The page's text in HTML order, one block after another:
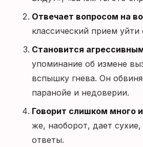
Отвечает вопросом на
классический прием уйти
Становится
упоминание об измене
вспышку гнева. Он
паранойе и недоверии.
Говорит слишком много
же, наоборот, дает сухие,
ответы.